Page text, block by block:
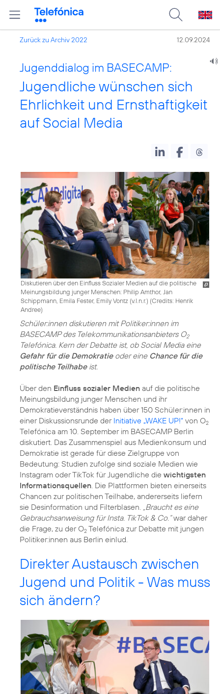
Zurück zu Archiv 2022 12.09.2024
Jugenddialog im BASECAMP:
Jugendliche wünschen sich
Ehrlichkeit und Ernsthaftigkeit
auf Social Media
Diskutieren über den Einfluss Sozialer Medien auf die politische
Meinungsbildung junger Menschen: Philip Amthor, Jan
Schippmann, Emila Fester, Emily Vontz (v.l.n.r.) (Credits: Henrik
Andree)
Schüler:innen diskutieren mit Politiker:innen im
BASECAMP des Telekommunikationsanbieters O2
Telefónica. Kern der Debatte ist, ob Social Media eine
Gefahr für die Demokratieoder eine Chance für die
politische Teilhabeist.
Über den Einfluss sozialer Medien auf die politische
Meinungsbildung junger Menschen und ihr
Demokratieverständnis haben über 150 Schüler:innen in
einer Diskussionsrunde der Initiative „WAKE UP!“ von O2
Telefónica am 10. September im BASECAMP Berlin
diskutiert. Das Zusammenspiel aus Medienkonsum und
Demokratie ist gerade für diese Zielgruppe von
Bedeutung: Studien zufolge sind soziale Medien wie
Instagram oder TikTok für Jugendliche die wichtigsten
Informationsquellen . Die Plattformen bieten einerseits
Chancen zur politischen Teilhabe, andererseits liefern
sie Desinformation und Filterblasen.
„Braucht es eine
Gebrauchsanweisung für Insta. TikTok & Co.“war daher
die Frage, zu der O2 Telefónica zur Debatte mit jungen
Politiker:innen aus Berlin einlud.
Direkter Austausch zwischen
Jugend und Politik - Was muss
sich ändern?